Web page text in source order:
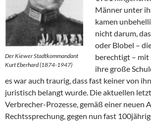
Der Kiewer Stadtkommandant
Kurt Eberhard (1874-1947)
Männer unter
kamen
nicht darum,
oder Blobel –
berechtigt – mit
ihre große
es war auch traurig, dass fast keiner von
juristisch belangt wurde. Die aktuellen
Verbrecher-Prozesse, gemäß einer neuen
Rechtssprechung, gegen nun fast